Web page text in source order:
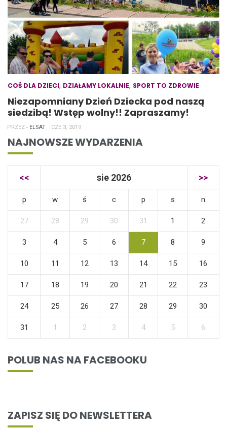
COŚ DLA DZIECI, DZIAŁAMY LOKALNIE, SPORT TO ZDROWIE
Niezapomniany Dzień Dziecka pod naszą
siedzibą! Wstęp wolny!! Zapraszamy!
PRZEZ - ELSAT CZE 3, 2019
NAJNOWSZE WYDARZENIA
<< sie 2026 >>
p w ś c p s n
27 28 29 30 31 1 2
3 4 5 6 7 8 9
10 11 12 13 14 15 16
17 18 19 20 21 22 23
24 25 26 27 28 29 30
31 1 2 3 4 5 6
POLUB NAS NA FACEBOOKU
ZAPISZ SIĘ DO NEWSLETTERA